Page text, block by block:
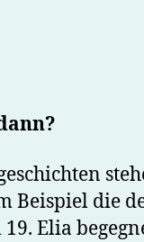
Beispiel die
Elia